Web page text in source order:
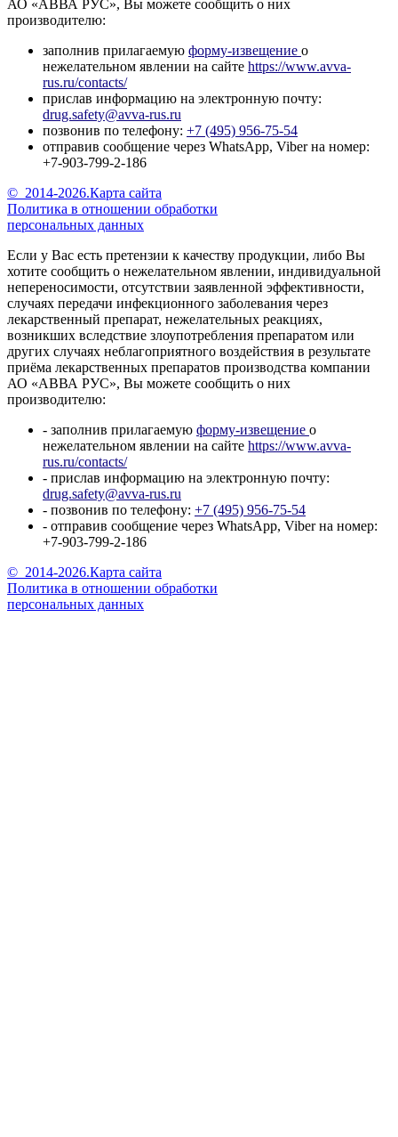
АО «АВВА РУС», Вы можете сообщить о них
производителю:
заполнив прилагаемую форму-извещение о
нежелательном явлении на сайте https://www.avva-
rus.ru/contacts/
прислав информацию на электронную почту:
drug.safety@avva-rus.ru
позвонив по телефону: +7 (495) 956-75-54
отправив сообщение через WhatsApp, Viber на номер:
+7-903-799-2-186
© 2014-2026.Карта сайта
Политика в отношении обработки
персональных данных
Если у Вас есть претензии к качеству продукции, либо Вы
хотите сообщить о нежелательном явлении, индивидуальной
непереносимости, отсутствии заявленной эффективности,
случаях передачи инфекционного заболевания через
лекарственный препарат, нежелательных реакциях,
возникших вследствие злоупотребления препаратом или
других случаях неблагоприятного воздействия в результате
приёма лекарственных препаратов производства компании
АО «АВВА РУС», Вы можете сообщить о них
производителю:
- заполнив прилагаемую форму-извещение о
нежелательном явлении на сайте https://www.avva-
rus.ru/contacts/
- прислав информацию на электронную почту:
drug.safety@avva-rus.ru
- позвонив по телефону: +7 (495) 956-75-54
- отправив сообщение через WhatsApp, Viber на номер:
+7-903-799-2-186
© 2014-2026.Карта сайта
Политика в отношении обработки
персональных данных